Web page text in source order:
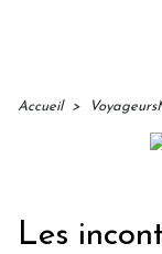
Accueil >
Les